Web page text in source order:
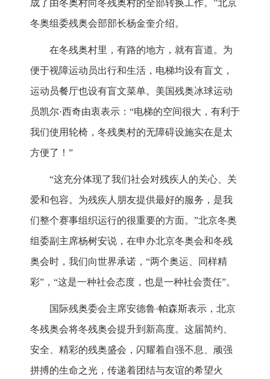
成了由冬奥村向冬残奥村的全部转换工作。”北京
冬奥组委残奥会部部长杨金奎介绍。
在冬残奥村里，有路的地方，就有盲道。为
便于视障运动员出行和生活，电梯均设有盲文，
运动员餐厅也设有盲文菜单。美国残奥冰球运动
员凯尔·西奇由衷表示：“电梯的空间很大，有利于
我们使用轮椅，冬残奥村的无障碍设施实在是太
方便了！”
“这充分体现了我们社会对残疾人的关心、关
爱和包容。为残疾人朋友提供最好的服务，是我
们整个赛事组织运行的很重要的方面。”北京冬奥
组委副主席杨树安说，在申办北京冬奥会和冬残
奥会时，我们向世界承诺，“两个奥运、同样精
彩”，“这是一种社会态度，也是一种社会责任”。
国际残奥委会主席安德鲁·帕森斯表示，北京
冬残奥会将冬残奥会提升到新高度。这届简约、
安全、精彩的残奥盛会，闪耀着自强不息、顽强
拼搏的生命之光，传递着团结与友谊的希望火